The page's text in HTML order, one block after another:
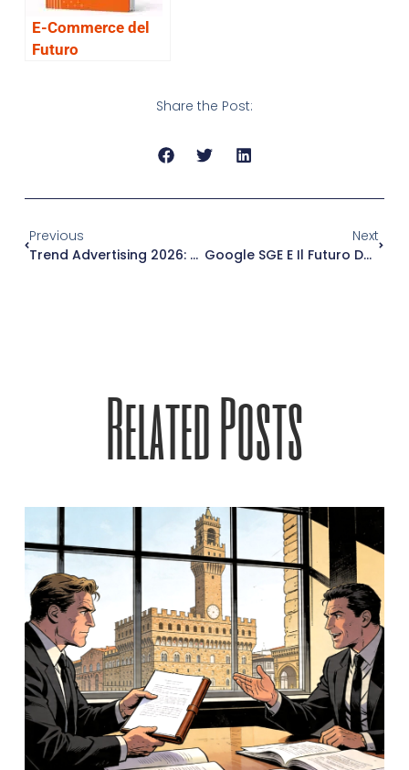
E-Commerce del
Futuro
Share the Post:
Previous
Trend Advertising 2026: Tra Privacy, Zero-Party Data E Modelli AI-Driven
Next
Google SGE E Il Futuro Della SEO: Come Prepararsi All’Era Della Ricerca Generativa
Related Posts